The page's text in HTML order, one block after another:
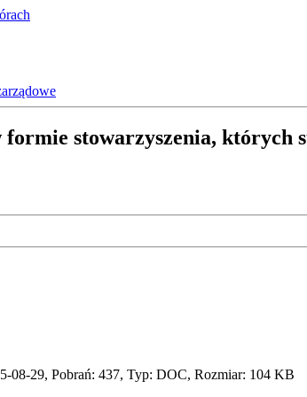
stowarzyszenia, których
08-29, Pobrań: 437, Typ: DOC, Rozmiar: 104 KB